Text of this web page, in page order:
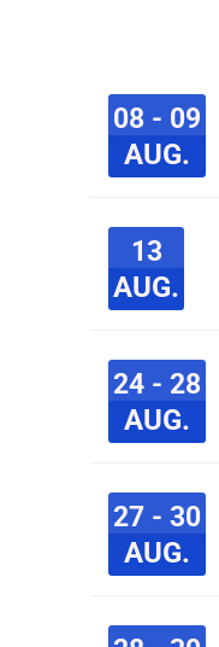
08 - 09
AUG.
13
AUG.
24 - 28
AUG.
27 - 30
AUG.